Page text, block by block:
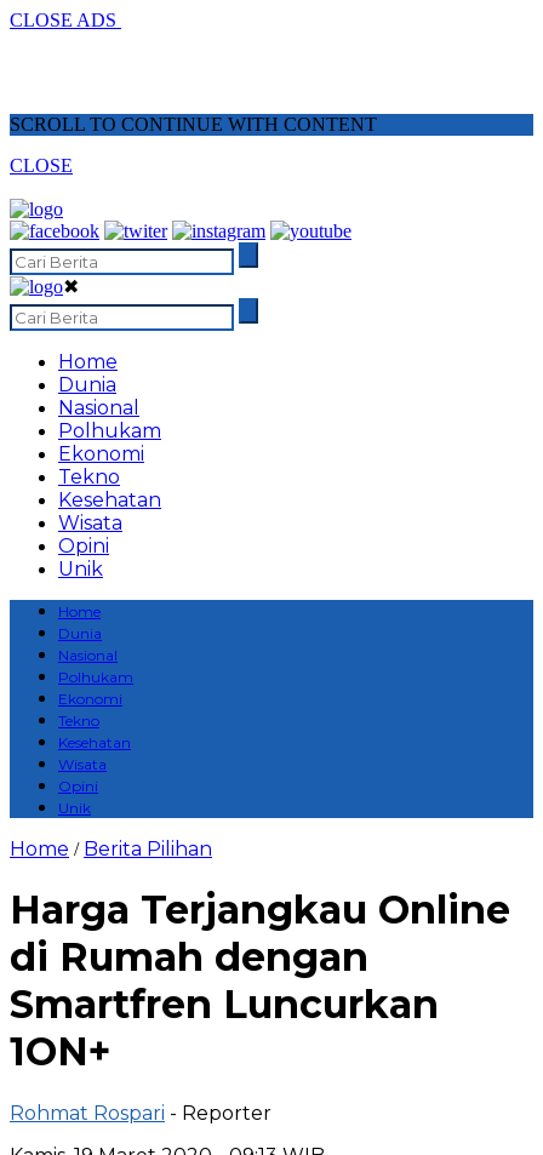
CLOSE ADS
SCROLL TO CONTINUE WITH CONTENT
CLOSE
✖
Home
Dunia
Nasional
Polhukam
Ekonomi
Tekno
Kesehatan
Wisata
Opini
Unik
Home
Dunia
Nasional
Polhukam
Ekonomi
Tekno
Kesehatan
Wisata
Opini
Unik
Home / Berita Pilihan
Harga Terjangkau Online
di Rumah dengan
Smartfren Luncurkan
1ON+
Rohmat Rospari - Reporter